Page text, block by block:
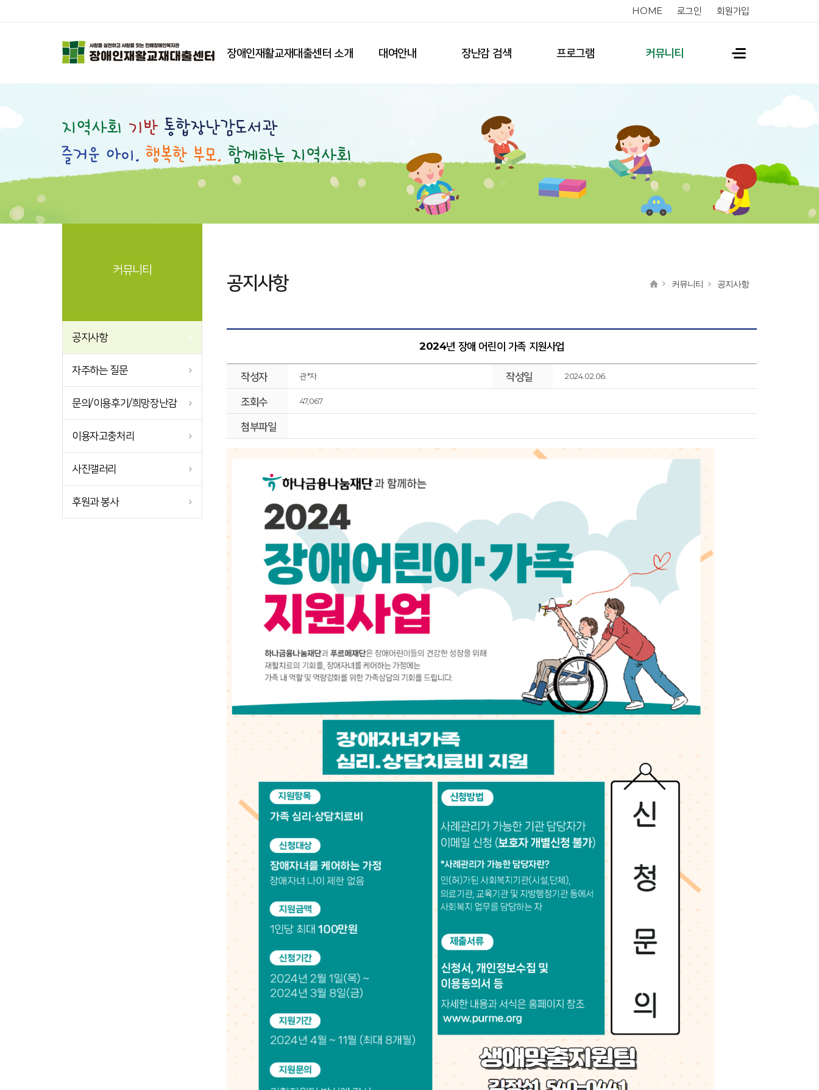
HOME 로그인 회원가입
장애인재활교재대출센터 소개 대여안내 장난감 검색 프로그램 커뮤니티
커뮤니티
공지사항
자주하는 질문
문의/이용후기/희망장난감
이용자고충처리
사진갤러리
후원과 봉사
공지사항 커뮤니티 공지사항
2024년 장애 어린이 가족 지원사업
작성자 관*자 작성일 2024.02.06.
조회수 47,067
첨부파일